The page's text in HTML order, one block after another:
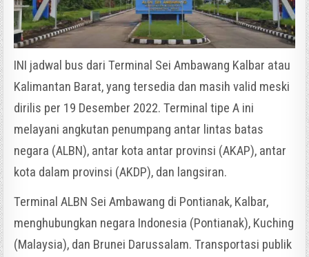
INI jadwal bus dari Terminal Sei Ambawang Kalbar atau
Kalimantan Barat, yang tersedia dan masih valid meski
dirilis per 19 Desember 2022. Terminal tipe A ini
melayani angkutan penumpang antar lintas batas
negara (ALBN), antar kota antar provinsi (AKAP), antar
kota dalam provinsi (AKDP), dan langsiran.
Terminal ALBN Sei Ambawang di Pontianak, Kalbar,
menghubungkan negara Indonesia (Pontianak), Kuching
(Malaysia), dan Brunei Darussalam. Transportasi publik